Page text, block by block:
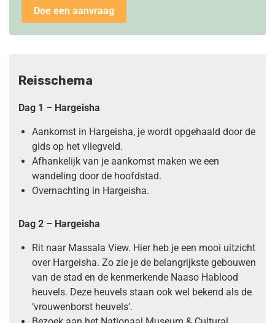
Doe een aanvraag
Reisschema
Dag 1 – Hargeisha
Aankomst in Hargeisha, je wordt opgehaald door de
gids op het vliegveld.
Afhankelijk van je aankomst maken we een
wandeling door de hoofdstad.
Overnachting in Hargeisha.
Dag 2 – Hargeisha
Rit naar Massala View. Hier heb je een mooi uitzicht
over Hargeisha. Zo zie je de belangrijkste gebouwen
van de stad en de kenmerkende Naaso Hablood
heuvels. Deze heuvels staan ook wel bekend als de
‘vrouwenborst heuvels’.